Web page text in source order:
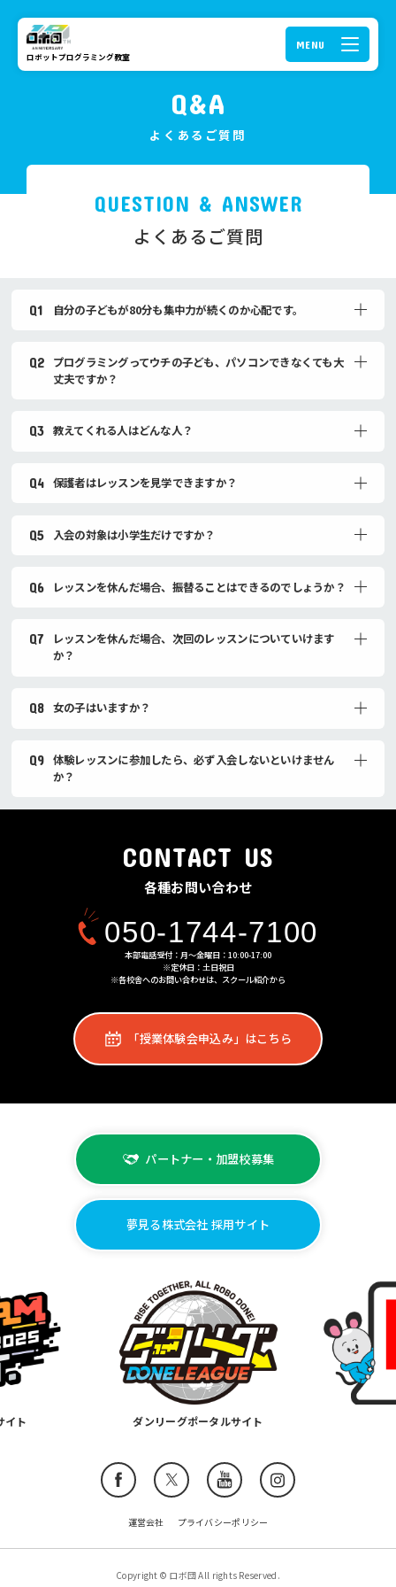
ロボットプログラミング教室
Q&A
よくあるご質問
QUESTION & ANSWER
よくあるご質問
Q1 自分の子どもが80分も集中力が続くのか心配です。
Q2
プログラミングってウチの子ども、パソコンできなくても大
丈夫ですか？
Q3 教えてくれる人はどんな人？
Q4 保護者はレッスンを見学できますか？
Q5 入会の対象は小学生だけですか？
Q6 レッスンを休んだ場合、振替ることはできるのでしょうか？
Q7
レッスンを休んだ場合、次回のレッスンについていけます
か？
Q8 女の子はいますか？
Q9 体験レッスンに参加したら、必ず入会しないといけません
か？
CONTACT US
各種お問い合わせ
050-1744-7100
本部電話受付：月〜金曜日：10:00-17:00
※定休日：土日祝日
※各校舎へのお問い合わせは、スクール紹介から
「授業体験会申込み」はこちら
パートナー・加盟校募集
夢見る株式会社 採用サイト
イト ダンリーグポータルサイト
運営会社 プライバシーポリシー
Copyright © ロボ団 All rights Reserved.